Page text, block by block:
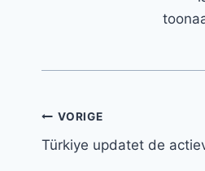
Bericht
navigatie
VORIGE
Türkiye updatet de